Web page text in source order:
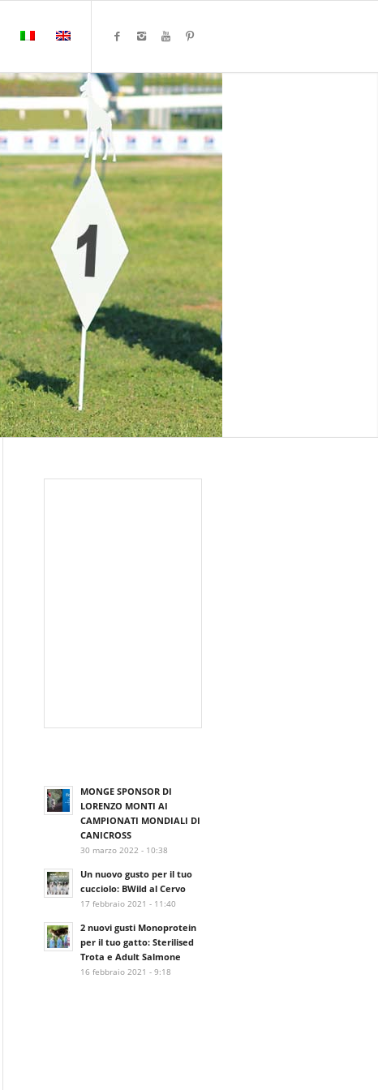
MONGE SPONSOR DI
LORENZO MONTI AI
CAMPIONATI MONDIALI DI
CANICROSS
30 marzo 2022 - 10:38
Un nuovo gusto per il tuo
cucciolo: BWild al Cervo
17 febbraio 2021 - 11:40
2 nuovi gusti Monoprotein
per il tuo gatto: Sterilised
Trota e Adult Salmone
16 febbraio 2021 - 9:18